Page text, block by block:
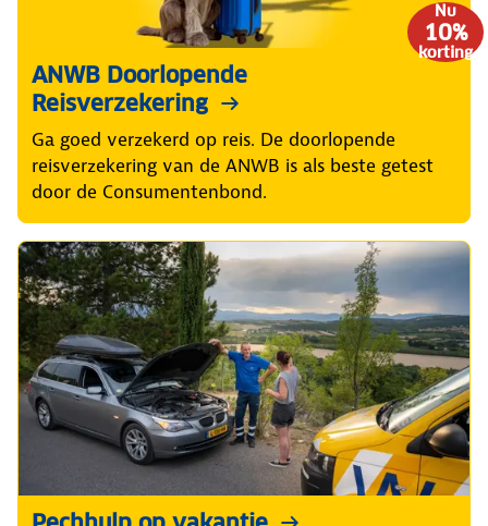
Nu
10%
korting
ANWB Doorlopende
Reisverzekering
Ga goed verzekerd op reis. De doorlopende
reisverzekering van de ANWB is als beste getest
door de Consumentenbond.